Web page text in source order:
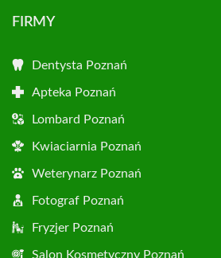
FIRMY
Dentysta Poznań
Apteka Poznań
Lombard Poznań
Kwiaciarnia Poznań
Weterynarz Poznań
Fotograf Poznań
Fryzjer Poznań
Salon Kosmetyczny Poznań